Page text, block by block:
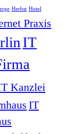
Herbst Hotel
Praxis
IT
Kanzlei
IT